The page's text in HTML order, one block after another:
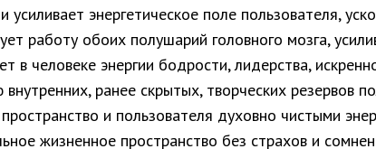
усиливает энергетическое поле пользователя,
работу обоих полушарий головного мозга,
в человеке энергии бодрости, лидерства,
ранее скрытых, творческих резервов
и пользователя духовно чистыми
жизненное пространство без страхов и